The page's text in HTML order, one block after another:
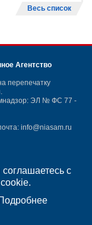
с
Весь список
Агентство
перепечатку
ЭЛ № ФС 77 -
info@niasam.ru